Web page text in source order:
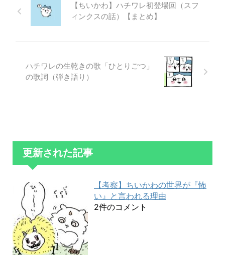
【ちいかわ】ハチワレ初登場回（スフ
ィンクスの話）【まとめ】
ハチワレの生乾きの歌「ひとりごつ」
の歌詞（弾き語り）
更新された記事
【考察】ちいかわの世界が『怖
い』と言われる理由
2件のコメント